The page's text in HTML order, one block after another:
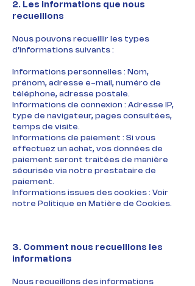
2. Les informations que nous
recueillons
Nous pouvons recueillir les types
d’informations suivants :
Informations personnelles : Nom,
prénom, adresse e-mail, numéro de
téléphone, adresse postale.
Informations de connexion : Adresse IP,
type de navigateur, pages consultées,
temps de visite.
Informations de paiement : Si vous
effectuez un achat, vos données de
paiement seront traitées de manière
sécurisée via notre prestataire de
paiement.
Informations issues des cookies : Voir
notre Politique en Matière de Cookies.
3. Comment nous recueillons les
informations
Nous recueillons des informations